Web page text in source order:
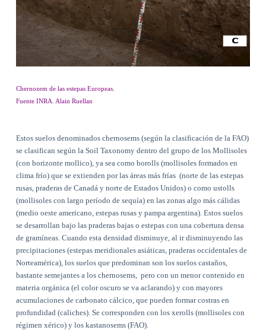
Chernozem de las estepas Europeas.
Fuente INRA. Alain Ruellan
Estos suelos denominados chernosems (según la clasificación de la FAO)
se clasifican según la Soil Taxonomy dentro del grupo de los Mollisoles
(con horizonte mollico), ya sea como borolls (mollisoles formados en
clima frío) que se extienden por las áreas más frías (norte de las estepas
rusas, praderas de Canadá y norte de Estados Unidos) o como ustolls
(mollisoles con largo período de sequía) en las zonas algo más cálidas
(medio oeste americano, estepas rusas y pampa argentina). Estos suelos
se desarrollan bajo las praderas bajas o estepas con una cobertura densa
de gramíneas. Cuando esta densidad disminuye, al ir disminuyendo las
precipitaciones (estepas meridionales asiáticas, praderas occidentales de
Norteamérica), los suelos que predominan son los suelos castaños,
bastante semejantes a los chernosems, pero con un menor contenido en
materia orgánica (el color oscuro se va aclarando) y con mayores
acumulaciones de carbonato cálcico, que pueden formar costras en
profundidad (caliches). Se corresponden con los xerolls (mollisoles con
régimen xérico) y los kastanosems (FAO).